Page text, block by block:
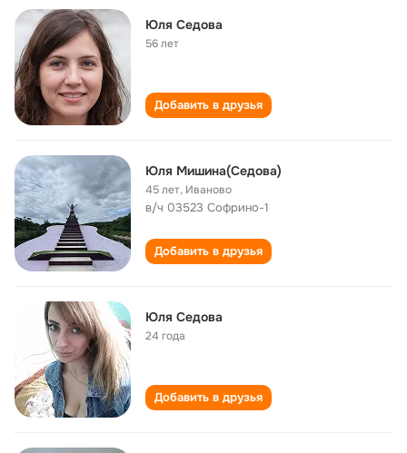
Юля Седова
56 лет
Добавить в друзья
Юля Мишина(Седова)
45 лет, Иваново
в/ч 03523 Софрино-1
Добавить в друзья
Юля Седова
24 года
Добавить в друзья